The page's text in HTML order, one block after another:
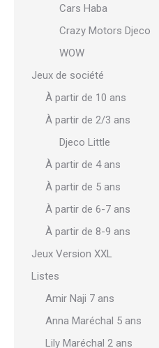
Cars Haba
Crazy Motors Djeco
WOW
Jeux de société
À partir de 10 ans
À partir de 2/3 ans
Djeco Little
À partir de 4 ans
À partir de 5 ans
À partir de 6-7 ans
À partir de 8-9 ans
Jeux Version XXL
Listes
Amir Naji 7 ans
Anna Maréchal 5 ans
Lily Maréchal 2 ans